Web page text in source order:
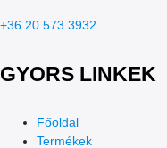
+36 20 573 3932
GYORS LINKEK
Főoldal
Termékek